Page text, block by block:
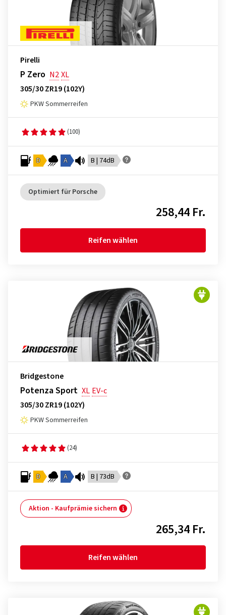
Pirelli
P Zero N2XL
305/30 ZR19 (102Y)
PKW Sommerreifen
(100)
D A B | 74dB
Optimiert für Porsche
258,44 Fr.
Reifen wählen
Bridgestone
Potenza Sport XL EV-c
305/30 ZR19 (102Y)
PKW Sommerreifen
(24)
D A B | 73dB
Aktion - Kaufprämie sichern
265,34 Fr.
Reifen wählen